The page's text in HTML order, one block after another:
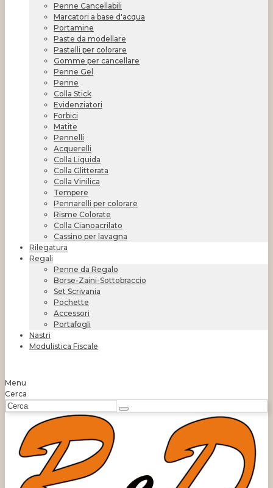
Penne Cancellabili
Marcatori a base d'acqua
Portamine
Paste da modellare
Pastelli per colorare
Gomme per cancellare
Penne Gel
Penne
Colla Stick
Evidenziatori
Forbici
Matite
Pennelli
Acquerelli
Colla Liquida
Colla Glitterata
Colla Vinilica
Tempere
Pennarelli per colorare
Risme Colorate
Colla Cianoacrilato
Cassino per lavagna
Rilegatura
Regali
Penne da Regalo
Borse-Zaini-Sottobraccio
Set Scrivania
Pochette
Accessori
Portafogli
Nastri
Modulistica Fiscale
Menu
Cerca